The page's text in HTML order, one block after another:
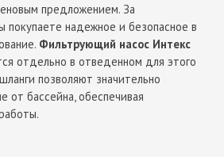
предложением. За
покупаете надежное и безопасное в
Фильтрующий насос Интекс
отдельно в отведенном для этого
позволяют значительно
от бассейна, обеспечивая